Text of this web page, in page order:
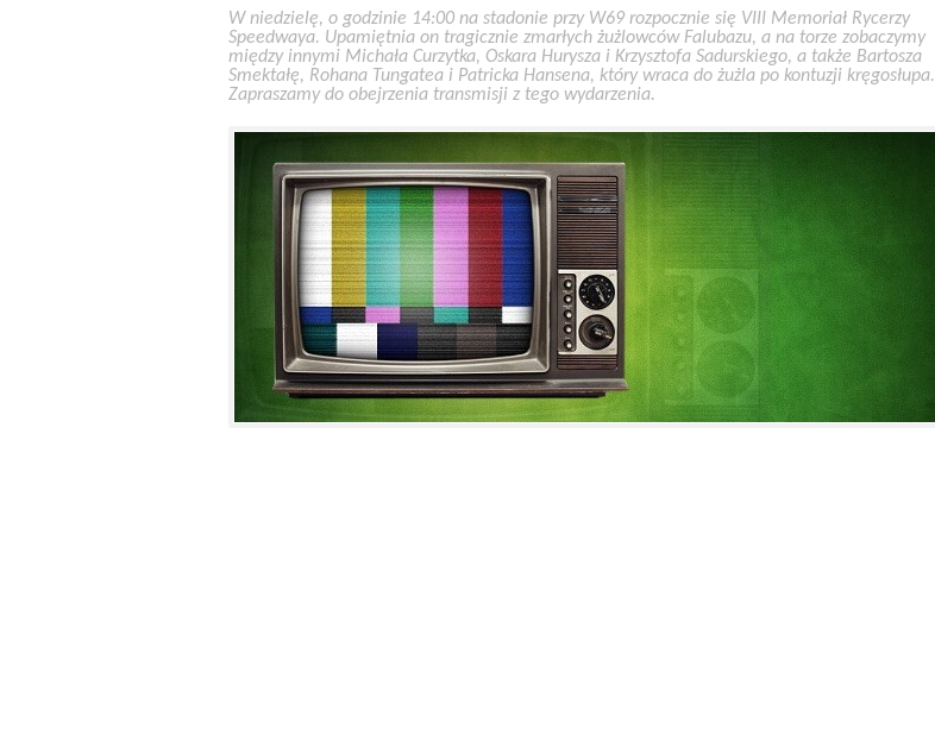
W niedzielę, o godzinie 14:00 na stadonie przy W69 rozpocznie się VIII Memoriał Rycerzy
Speedwaya. Upamiętnia on tragicznie zmarłych żużlowców Falubazu, a na torze zobaczymy
między innymi Michała Curzytka, Oskara Hurysza i Krzysztofa Sadurskiego, a także Bartosza
Smektałę, Rohana Tungatea i Patricka Hansena, który wraca do żużla po kontuzji kręgosłupa.
Zapraszamy do obejrzenia transmisji z tego wydarzenia.